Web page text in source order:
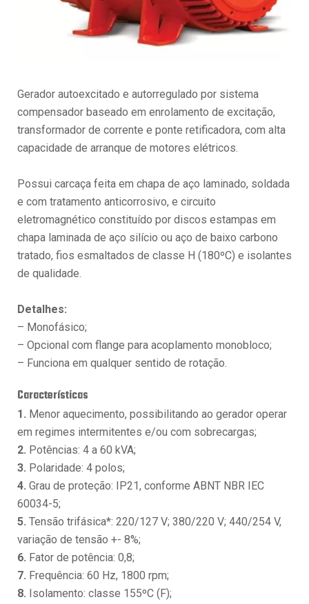
Gerador autoexcitado e autorregulado por sistema
compensador baseado em enrolamento de excitação,
transformador de corrente e ponte retificadora, com alta
capacidade de arranque de motores elétricos.
Possui carcaça feita em chapa de aço laminado, soldada
e com tratamento anticorrosivo, e circuito
eletromagnético constituído por discos estampas em
chapa laminada de aço silício ou aço de baixo carbono
tratado, fios esmaltados de classe H (180ºC) e isolantes
de qualidade.
Detalhes:
– Monofásico;
– Opcional com flange para acoplamento monobloco;
– Funciona em qualquer sentido de rotação.
Características
1. Menor aquecimento, possibilitando ao gerador operar
em regimes intermitentes e/ou com sobrecargas;
2. Potências: 4 a 60 kVA;
3. Polaridade: 4 polos;
4. Grau de proteção: IP21, conforme ABNT NBR IEC
60034-5;
5. Tensão trifásica*: 220/127 V; 380/220 V; 440/254 V,
variação de tensão +- 8%;
6. Fator de potência: 0,8;
7. Frequência: 60 Hz, 1800 rpm;
8. Isolamento: classe 155ºC (F);